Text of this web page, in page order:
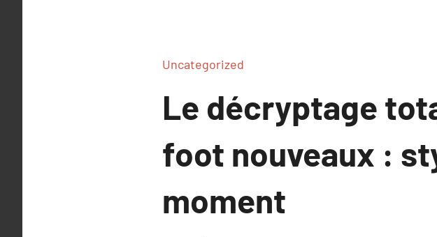
Uncategorized
Le décryptage
foot nouveaux :
moment